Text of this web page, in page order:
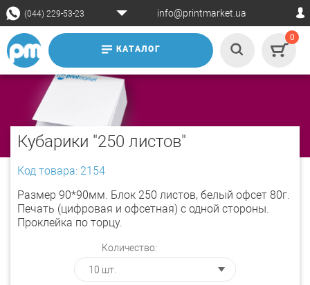
(044) 229-53-23 info@printmarket.ua
КАТАЛОГ
0
Кубарики "250 листов"
Код товара: 2154
Размер 90*90мм. Блок 250 листов, белый офсет 80г.
Печать (цифровая и офсетная) с одной стороны.
Проклейка по торцу.
Количество: